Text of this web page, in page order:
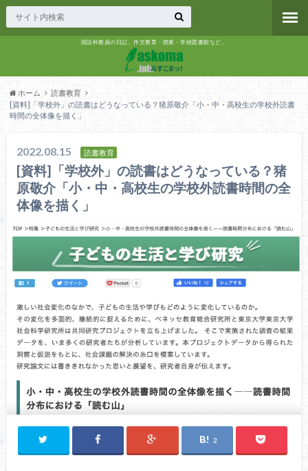
国語科教員の日記。作文教育・授業・学校図書館など。
ホーム
読書教育
[資料]「学校外」の読書はどうなっている？猪原敬介「小・中・高校生の学校外読書
時間の全体像を描く」
2022.08.15 読書教育
[資料]「学校外」の読書はどうなっている？猪
原敬介「小・中・高校生の学校外読書時間の全
体像を描く」
2